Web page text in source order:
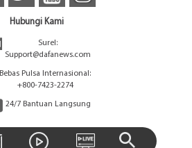
Hubungi Kami
Surel:
Support@dafanews.com
Bebas Pulsa Internasional:
+800-7423-2274
24/7 Bantuan Langsung